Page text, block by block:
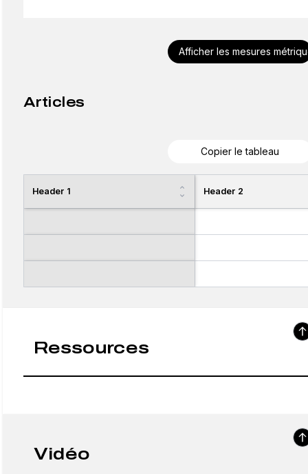
Afficher les mesures
Articles
Copier le tableau
Header 1 Header 2
Ressources
Vidéo